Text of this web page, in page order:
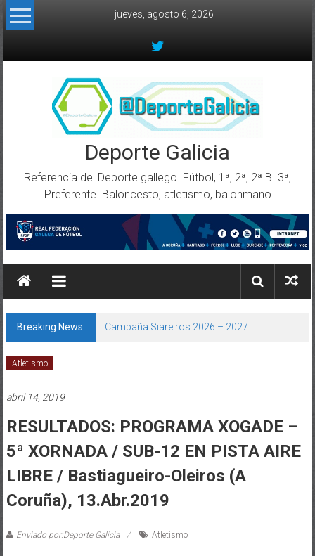
Skip to content
jueves, agosto 6, 2026
Deporte Galicia
Referencia del Deporte gallego. Fútbol, 1ª, 2ª, 2ª B. 3ª,
Preferente. Baloncesto, atletismo, balonmano
Breaking News: Campaña Siareiros 2026 – 2027
Atletismo
abril 14, 2019
RESULTADOS: PROGRAMA XOGADE –
5ª XORNADA / SUB-12 EN PISTA AIRE
LIBRE / Bastiagueiro-Oleiros (A
Coruña), 13.Abr.2019
Enviado por:Deporte Galicia Atletismo